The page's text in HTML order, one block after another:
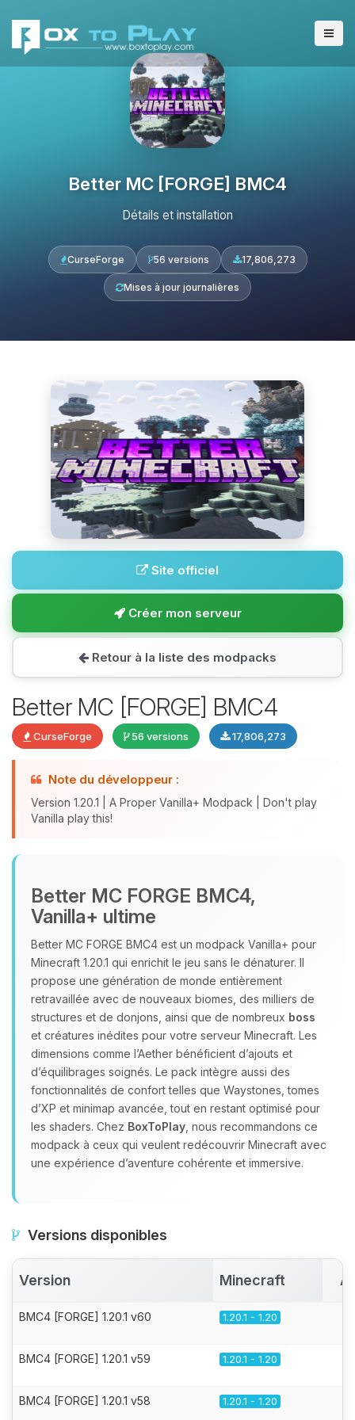
Better MC [FORGE] BMC4
Détails et installation
CurseForge 56 versions 17,806,273
Mises à jour journalières
Site officiel
Créer mon serveur
Retour à la liste des modpacks
Better MC [FORGE] BMC4
CurseForge 56 versions 17,806,273
Note du développeur :
Version 1.20.1 | A Proper Vanilla+ Modpack | Don't play
Vanilla play this!
Better MC FORGE BMC4,
Vanilla+ ultime
Better MC FORGE BMC4 est un modpack Vanilla+ pour
Minecraft 1.20.1 qui enrichit le jeu sans le dénaturer. Il
propose une génération de monde entièrement
retravaillée avec de nouveaux biomes, des milliers de
structures et de donjons, ainsi que de nombreux boss
et créatures inédites pour votre serveur Minecraft. Les
dimensions comme l’Aether bénéficient d’ajouts et
d’équilibrages soignés. Le pack intègre aussi des
fonctionnalités de confort telles que Waystones, tomes
d’XP et minimap avancée, tout en restant optimisé pour
les shaders. Chez BoxToPlay , nous recommandons ce
modpack à ceux qui veulent redécouvrir Minecraft avec
une expérience d’aventure cohérente et immersive.
Versions disponibles
Version Minecraft
BMC4 [FORGE] 1.20.1 v60 1.20.1 - 1.20
BMC4 [FORGE] 1.20.1 v59 1.20.1 - 1.20
BMC4 [FORGE] 1.20.1 v58 1.20.1 - 1.20
parler ! Moi c’est Choupy, ton petit
assistant BoxToPlay. Dis-moi ce dont
petits circuits pour t’aider.
07/08/2026 à 14:49